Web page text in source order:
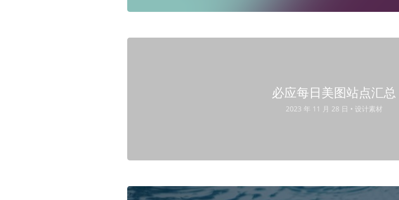
必应每日美图站点汇总
2023 年 11 月 28 日 • 设计素材